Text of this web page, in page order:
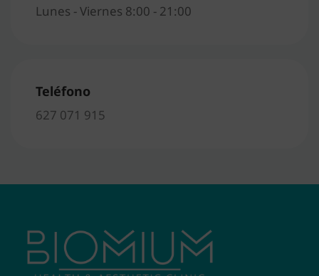
Lunes - Viernes 8:00 - 21:00
Teléfono
627 071 915